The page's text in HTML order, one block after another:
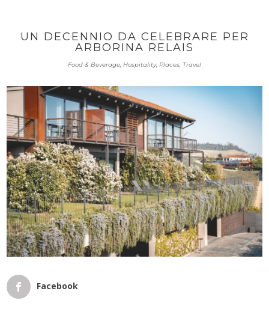
UN DECENNIO DA CELEBRARE PER
ARBORINA RELAIS
Food & Beverage, Hospitality, Places, Travel
Facebook